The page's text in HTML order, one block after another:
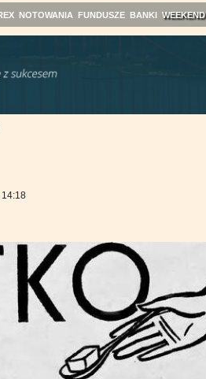
NOTOWANIA FUNDUSZE BANKI WEEKEND
14:18